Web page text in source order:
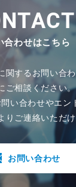
NTACT
合わせはこちら
関するお問い合
ご相談ください。
い合わせやエン
りご連絡いただ
お問い合わせ